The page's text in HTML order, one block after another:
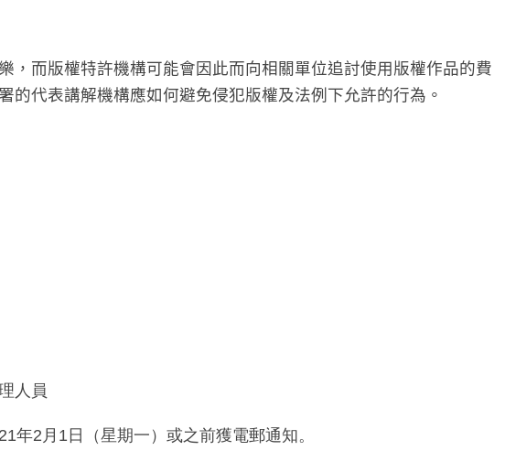
而版權特許機構可能會因此而向相關單位追討使用版權作品的費
代表講解機構應如何避免侵犯版權及法例下允許的行為。
人員
年2月1日（星期一）或之前獲電郵通知。